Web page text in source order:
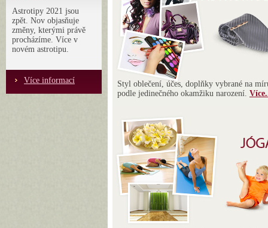
Astrotipy 2021 jsou
zpět. Nov objasňuje
změny, kterými právě
procházíme. Více v
novém astrotipu.
Více informací
Styl oblečení, účes, doplňky vybrané na
podle jedinečného okamžiku narození.